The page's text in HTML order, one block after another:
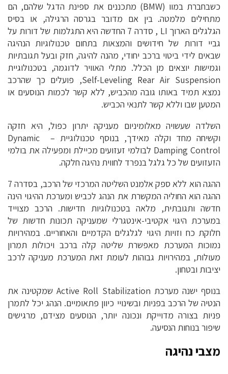
כשבחברת במוו (BMW) מתכננים את ספינת הדגל שלהם, הם
מתחילים מלמטה. בין אם מדובר בגרסה הרגילה, או בסיס
הגלגלים הארוך LI , סדרה 7 החדשה היא התגלמות של דורות על
גביי דורות של חידושים והמצאות בתחום טכנולוגיות הנהיגה
שבאים לידי ביטוי ברכב יחודי, מהנה להיגה, חזק ובעל תגובתיות
וגמישות יוצאים מן הכלל. מתלי האוויר לדוגמה, בטכנולוגיית
Self-Leveling Rear Air Suspension, פועלים כך שהרכב
נמצא תמיד באותו גובה מהכביש, ללא קשר לכמות הנוסעים או
המטען שבו וללא קשר לתנאי הכביש.
השלדה שעשויה מאלומיניום מעניקה יתרון כפול, היא חזקה
וקשיחה מחד וקלה מאידך, בנוסף טכנולוגיית – Dynamic
Damping Control לבולמי זעזועים מכיילת ומפעילה את בולמי
הזעזועים של כל גלגל בנפרד לחווית נהיגה חלקה.
ההגה הוא ללא ספק אלמנט השליטה המרכזי של הרכב, בסדרה 7
ההגה הוא החוליה המקשרת את הנהג לכביש ומערכת ההיגוי הינה
חדשה ותגובתית, מלאה בטכנולוגיות חדישות. הרכב מצוייד
במערכת היגוי אקטיבי-אינטגרלי שמעניקה תכונות חדשות של
חלוקת כח וזויות היגוי לגלגלים הקדמיים והאחוריים. במהירויות
נמוכות המערכת מאפשרת שליטה קלה ברכב ויכולות תמרון
מעולות, במהירויות גבוהות לעומת זאת המערכת מעניקה לרכב
יציבות ובטחון.
בנוסף ישנה מערכת Active Roll Stabilization שמקטינה את
הנטיה של הרכב בפניות ובשינויי כיוון פתאומיים. הנהג יכל לתמרן
פניות בצורה מדוייקת ונכונה יותר, הנוסעים מצידם, מרגישים
שיפור בנוחות הנסיעה.
מצבי נהיגה